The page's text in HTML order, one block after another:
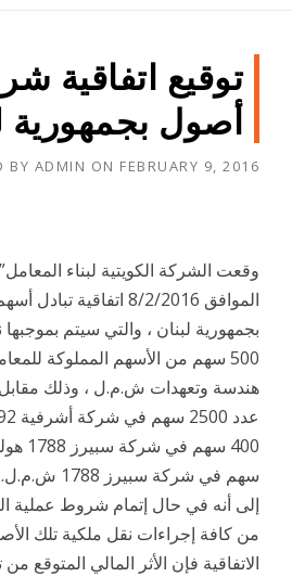
توقيع اتفاقية
أصول بجمهورية
BY ADMIN ON FEBRUARY 9, 2016
وقعت الشركة الكويتية لبناء
الموافق 8/2/2016 اتفاقية
بجمهورية لبنان ، والتي سيتم
500 سهم من الأسهم المملوكة
هندسة وتعهدات ش.م.ل ، وذلك
سهم في شركة
إلى أنه في حال إتمام شروط عملية
من كافة إجراءات نقل ملكية تلك
الاتفاقية فإن الأثر المالي المتوقع